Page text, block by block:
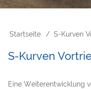
Pfadnavigation
Startseite S-Kurven
S-Kurven
Eine Weiterentwicklung